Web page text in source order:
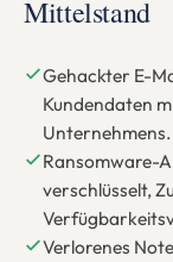
Mittelstand
Gehackter E-
Kundendaten
Unternehmens.
Ransomware-
verschlüsselt,
Verlorenes